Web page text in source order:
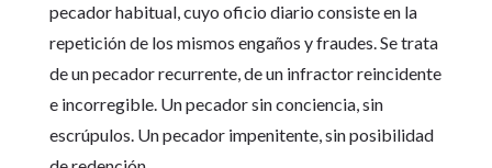
pecador habitual, cuyo oficio diario consiste en la
repetición de los mismos engaños y fraudes. Se trata
de un pecador recurrente, de un infractor reincidente
e incorregible. Un pecador sin conciencia, sin
escrúpulos. Un pecador impenitente, sin posibilidad